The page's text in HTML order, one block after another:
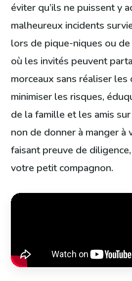
éviter qu’ils ne puissent y
malheureux incidents
lors de pique-niques ou
où les invités peuvent
morceaux sans réaliser les
minimiser les risques,
de la famille et les amis
non de donner à manger à
faisant preuve de
votre petit compagnon.